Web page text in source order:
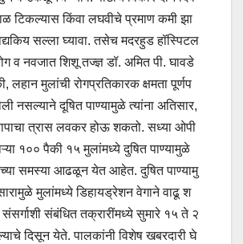
टिकल्यास किंवा लघवीचे प्रमाण कमी झा
सल्ला घ्यावा. तसेच मदरहुड हॉस्पिटल
व नवजात शिशू तज्ज्ञ डॉ. अमित पी. घावडे
लहान मुलांची रोगप्रतिकारक क्षमता पूर्णप
नसल्याने दूषित पाण्यामुळे त्यांना अतिसार,
त्रास लवकर होऊ शकतो. सध्या ओपी
१०० पैकी १५ मुलांमध्ये दुषित पाण्यामुळे
समस्या आढळून येत आहेत. दुषित पाण्यामु
मुलांमध्ये डिहायड्रेशन वेगाने वाढू श
संबंधित तक्रारींमध्ये सुमारे १५ ते २
दिसून येते. पालकांनी विशेष खबरदारी घे